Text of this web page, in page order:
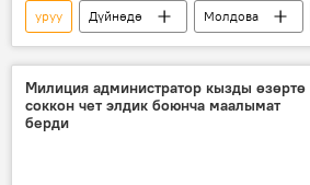
уруу Дүйнөдө Молдова
террорчулук
Приднестровье
Милиция администратор кызды өзөртө
соккон чет элдик боюнча маалымат
берди